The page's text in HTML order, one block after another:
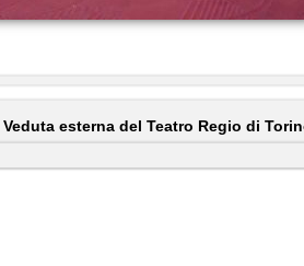
Veduta esterna del Teatro Regio di